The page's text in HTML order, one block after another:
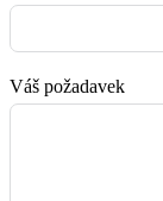
Váš požadavek